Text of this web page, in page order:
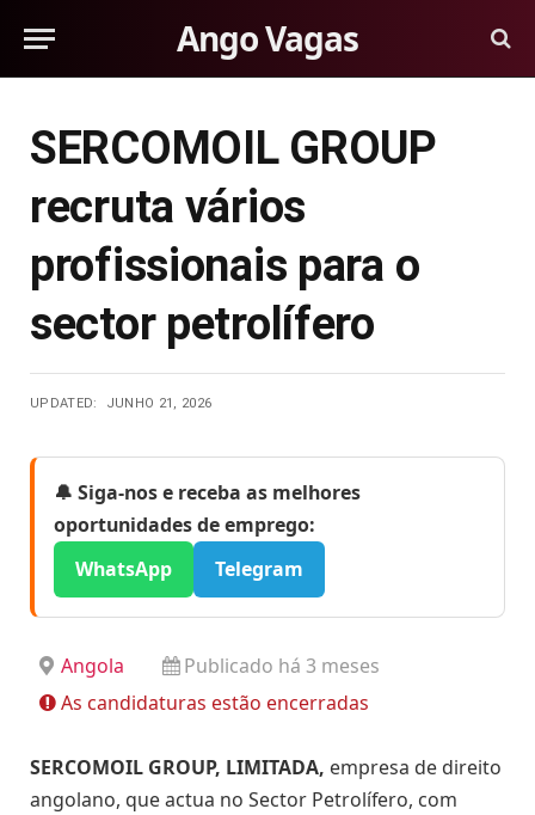
Ango Vagas
SERCOMOIL GROUP
recruta vários
profissionais para o
sector petrolífero
UPDATED: JUNHO 21, 2026
🔔 Siga-nos e receba as melhores
oportunidades de emprego:
WhatsApp
Telegram
Angola
Publicado há 3 meses
As candidaturas estão encerradas
SERCOMOIL GROUP, LIMITADA, empresa de direito
angolano, que actua no Sector Petrolífero, com